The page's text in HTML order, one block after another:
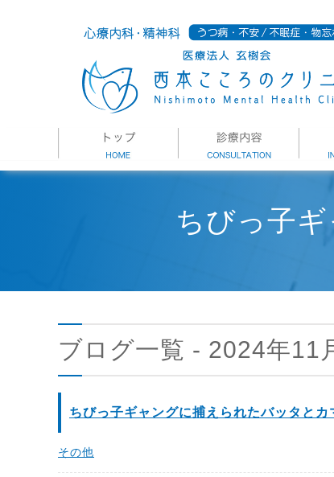
ちびっ子
ブログ一覧 - 2024年11
ちびっ子ギャングに捕えられたバッタとカ
その他